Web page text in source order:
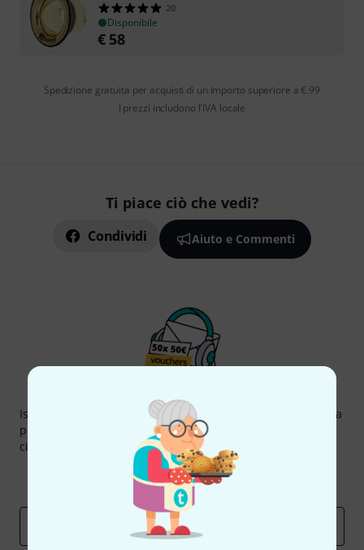
20
Disponibile
€ 58
Spedizione gratuita per acquisti di un importo superiore a € 99
I prezzi includono l'IVA locale
Ti piace ciò che vedi?
Condividi Aiuto e Commenti
Thomann Newsletter
Iscriviti alla newsletter di Thomann, e con un po' di fortuna
potrai vincere uno dei 50 buoni del valore di 50 euro
ciascuno!
Contributi d'ispirazione
Approfondimenti Thomann